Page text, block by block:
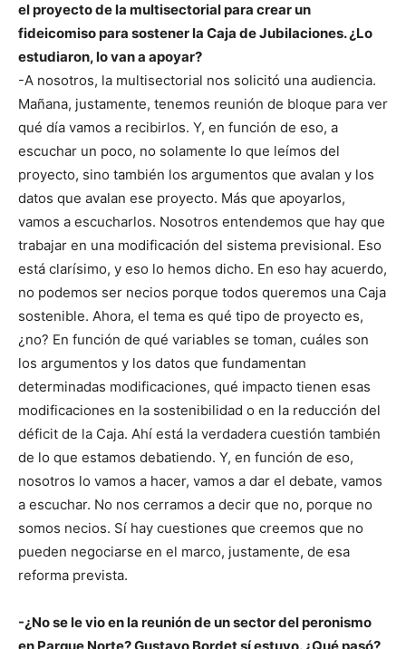
el proyecto de la multisectorial para crear un
fideicomiso para sostener la Caja de Jubilaciones. ¿Lo
estudiaron, lo van a apoyar?
-A nosotros, la multisectorial nos solicitó una audiencia.
Mañana, justamente, tenemos reunión de bloque para ver
qué día vamos a recibirlos. Y, en función de eso, a
escuchar un poco, no solamente lo que leímos del
proyecto, sino también los argumentos que avalan y los
datos que avalan ese proyecto. Más que apoyarlos,
vamos a escucharlos. Nosotros entendemos que hay que
trabajar en una modificación del sistema previsional. Eso
está clarísimo, y eso lo hemos dicho. En eso hay acuerdo,
no podemos ser necios porque todos queremos una Caja
sostenible. Ahora, el tema es qué tipo de proyecto es,
¿no? En función de qué variables se toman, cuáles son
los argumentos y los datos que fundamentan
determinadas modificaciones, qué impacto tienen esas
modificaciones en la sostenibilidad o en la reducción del
déficit de la Caja. Ahí está la verdadera cuestión también
de lo que estamos debatiendo. Y, en función de eso,
nosotros lo vamos a hacer, vamos a dar el debate, vamos
a escuchar. No nos cerramos a decir que no, porque no
somos necios. Sí hay cuestiones que creemos que no
pueden negociarse en el marco, justamente, de esa
reforma prevista.
-¿No se le vio en la reunión de un sector del peronismo